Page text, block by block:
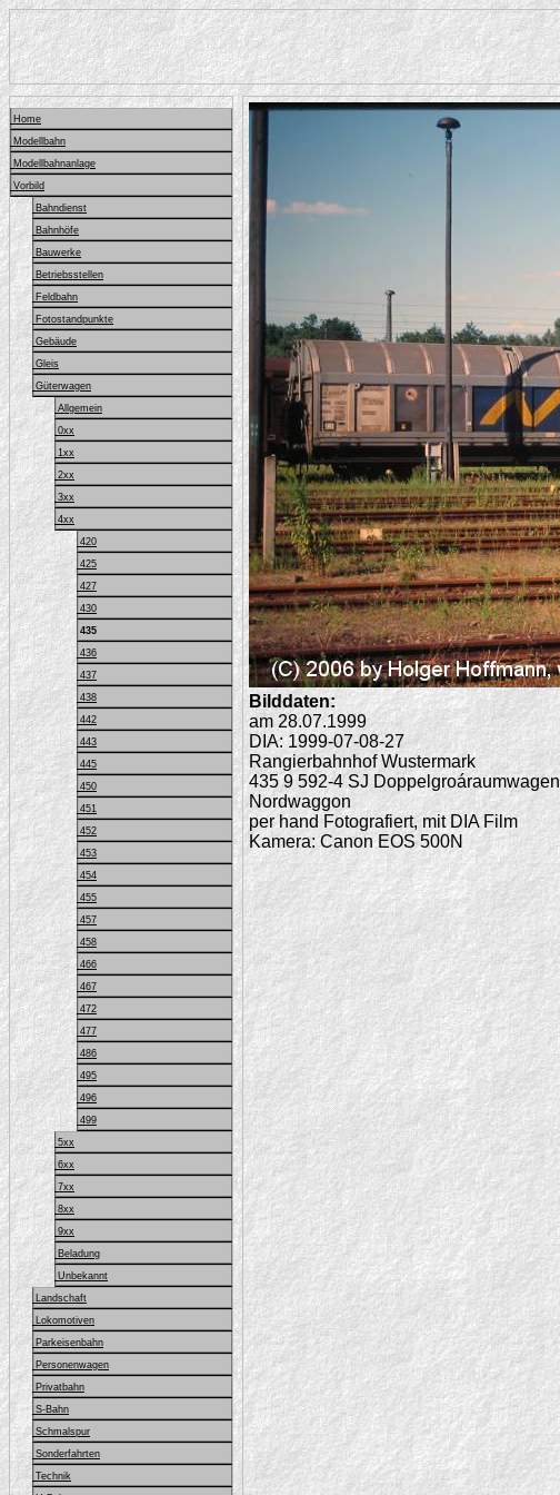
Home
Modellbahn
Modellbahnanlage
Vorbild
Bahndienst
Bahnhöfe
Bauwerke
Betriebsstellen
Feldbahn
Fotostandpunkte
Gebäude
Gleis
Güterwagen
Allgemein
0xx
1xx
2xx
3xx
4xx
420
425
427
430
435
436
437
438
442
443
445
450
451
452
453
454
455
457
458
466
467
472
477
486
495
496
499
5xx
6xx
7xx
8xx
9xx
Beladung
Unbekannt
Landschaft
Lokomotiven
Parkeisenbahn
Personenwagen
Privatbahn
S-Bahn
Schmalspur
Sonderfahrten
Technik
Bilddaten:
am 28.07.1999
DIA: 1999-07-08-27
Rangierbahnhof Wustermark
435 9 592-4 SJ Doppelgroáraumwagen
Nordwaggon
per hand Fotografiert, mit DIA Film
Kamera: Canon EOS 500N